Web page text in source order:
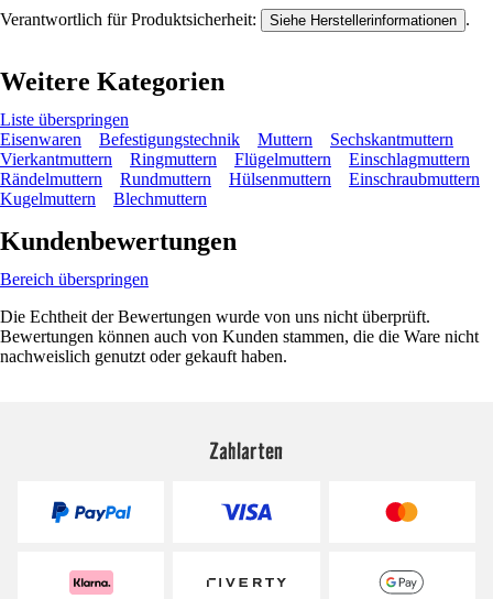
Verantwortlich für Produktsicherheit: Siehe Herstellerinformationen .
Weitere Kategorien
Liste überspringen
Eisenwaren
Befestigungstechnik Muttern
Sechskantmuttern
Vierkantmuttern
Ringmuttern Flügelmuttern
Einschlagmuttern
Rändelmuttern
Rundmuttern Hülsenmuttern
Einschraubmuttern
Kugelmuttern
Blechmuttern
Kundenbewertungen
Bereich überspringen
Die Echtheit der Bewertungen wurde von uns nicht überprüft.
Bewertungen können auch von Kunden stammen, die die Ware nicht
nachweislich genutzt oder gekauft haben.
Zahlarten